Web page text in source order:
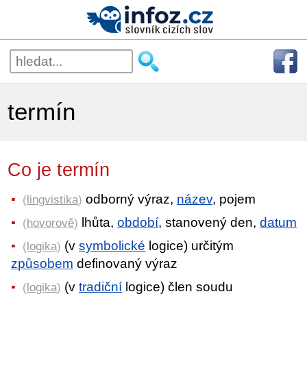
termín
Co je termín
(lingvistika) odborný výraz, název, pojem
(hovorově) lhůta,období, stanovený den,datum
(logika) (vsymbolické logice) určitým
způsobem definovaný výraz
(logika) (vtradiční logice) člen soudu